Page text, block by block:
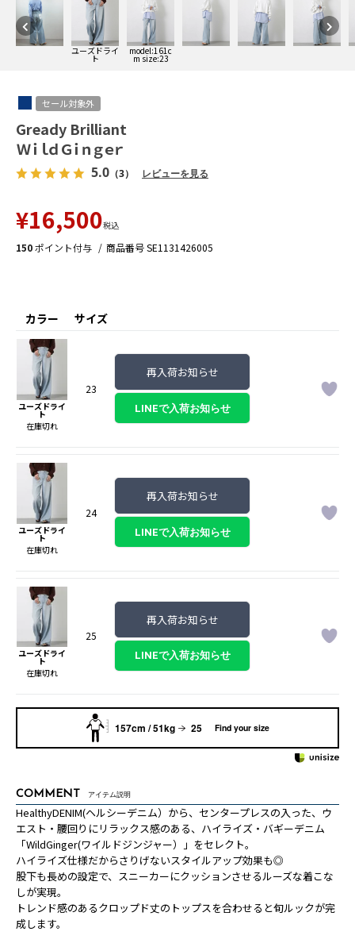
ユーズドライ
ト
model:161c
m size:23
セール対象外
Gready Brilliant
ＷｉｌｄＧｉｎｇｅｒ
5.0 （3） レビューを見る
¥16,500税込
150ポイント付与 商品番号SE1131426005
サイズ
カラー
ユーズドライ
ト
在庫切れ
23
再入荷お知らせ
ユーズドライ
ト
在庫切れ
24
再入荷お知らせ
ユーズドライ
ト
在庫切れ
25
再入荷お知らせ
157cm / 51kg 25 Find your size
COMMENT アイテム説明
HealthyDENIM(ヘルシーデニム）から、センタープレスの入った、ウ
エスト・腰回りにリラックス感のある、ハイライズ・バギーデニム
「WildGinger(ワイルドジンジャー）」をセレクト。
ハイライズ仕様だからさりげないスタイルアップ効果も◎
股下も長めの設定で、スニーカーにクッションさせるルーズな着こな
しが実現。
トレンド感のあるクロップド丈のトップスを合わせると旬ルックが完
成します。